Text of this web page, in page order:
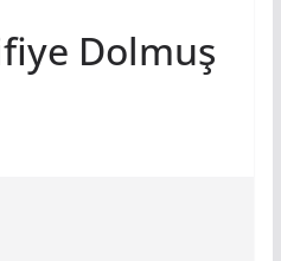
Dolmuş